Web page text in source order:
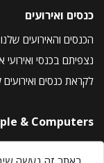
כנסים ואירועים
הכנסים והאירועים שלנו
נצפיתם בכנסי
לקראת כנסים ואירועים
& Computers
About Us